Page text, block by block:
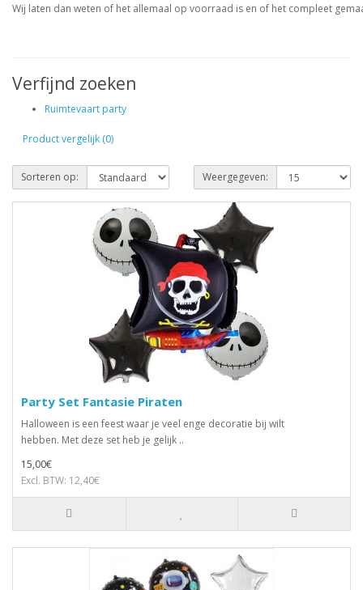
Wij laten dan weten of het allemaal op voorraad is en of het compleet
Verfijnd zoeken
Ruimtevaart party
Product vergelijk (0)
Sorteren op: Weergegeven:
Party Set Fantasie Piraten
Halloween is een feest waar je veel enge decoratie bij wilt
hebben. Met deze set heb je gelijk ..
15,00€
Excl. BTW: 12,40€